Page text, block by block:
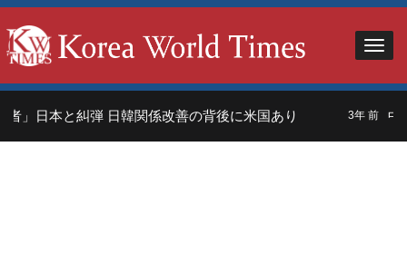
」日本と糾弾 日韓関係改善の背後に米国あり 3年 前 中